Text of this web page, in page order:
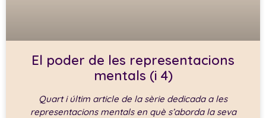
El poder de les representacions
mentals (i 4)
Quart i últim article de la sèrie dedicada a les
representacions mentals en què s’aborda la seva